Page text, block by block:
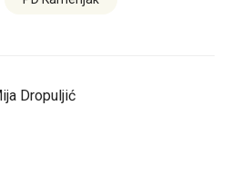
Dropuljić